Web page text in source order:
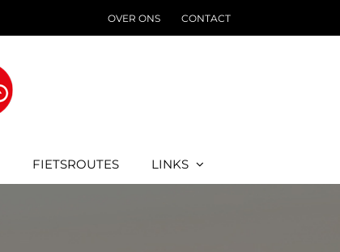
OVER ONS CONTACT
FIETSROUTES LINKS